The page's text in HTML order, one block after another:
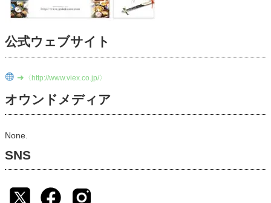
公式ウェブサイト
➜ 〈http://www.viex.co.jp/〉
オウンドメディア
None.
SNS